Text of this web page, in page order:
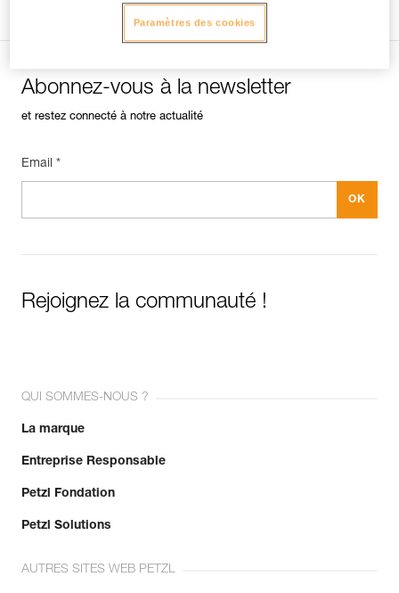
Abonnez-vous à la newsletter
et restez connecté à notre actualité
Email *
Rejoignez la communauté !
QUI SOMMES-NOUS ?
La marque
Entreprise Responsable
Petzl Fondation
Petzl Solutions
AUTRES SITES WEB PETZL
Paramètres des cookies